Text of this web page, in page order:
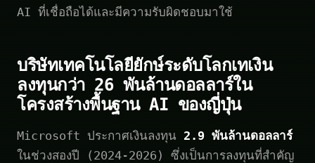
AI ที่เชื่อถือได้และมีความรับผิดชอบมาใช้
บริษัทเทคโนโลยียักษ์ระดับโลกเทเงิน
ลงทุนกว่า 26 พันล้านดอลลาร์ใน
โครงสร้างพื้นฐาน AI ของญี่ปุ่น
Microsoft ประกาศเงินลงทุน 2.9 พันล้านดอลลาร์
ในช่วงสองปี (2024-2026) ซึ่งเป็นการลงทุนที่สำคัญ